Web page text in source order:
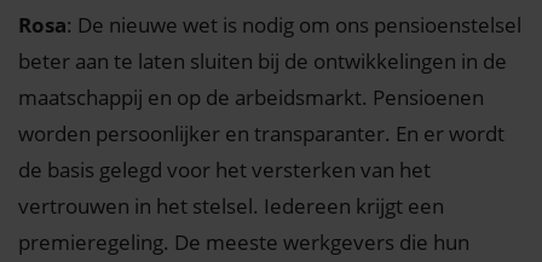
Rosa: De nieuwe wet is nodig om ons pensioenstelsel
beter aan te laten sluiten bij de ontwikkelingen in de
maatschappij en op de arbeidsmarkt. Pensioenen
worden persoonlijker en transparanter. En er wordt
de basis gelegd voor het versterken van het
vertrouwen in het stelsel. Iedereen krijgt een
premieregeling. De meeste werkgevers die hun